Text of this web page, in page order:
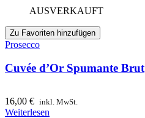
AUSVERKAUFT
Zu Favoriten hinzufügen
Prosecco
Cuvée d’Or Spumante Brut
16,00 € inkl. MwSt.
Weiterlesen